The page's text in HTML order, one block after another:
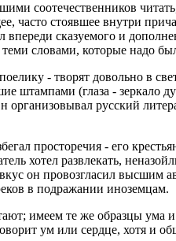
соотечественников
стоявшее внутри
сказуемого и
словами, которые надо
- творят довольно в
штампами (глаза - зеркало
русский
просторечия - его
развлекать,
он провозгласил высшим
в подражании иноземцам.
имеем те же образцы ума и
ум или сердце, хотя и